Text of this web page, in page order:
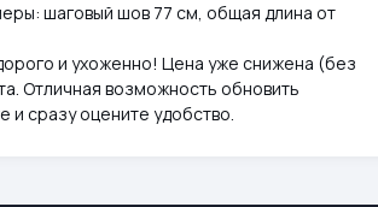
шаговый шов 77 см, общая длина от
и ухоженно! Цена уже снижена (без
Отличная возможность обновить
сразу оцените удобство.